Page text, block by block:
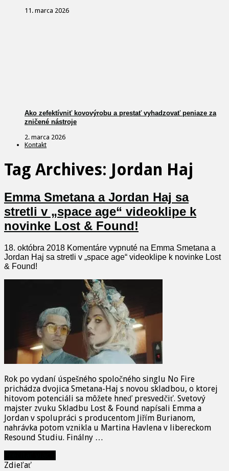
11. marca 2026
Ako zefektívniť kovovýrobu a prestať vyhadzovať peniaze za
zničené nástroje
2. marca 2026
Kontakt
Tag Archives: Jordan Haj
Emma Smetana a Jordan Haj sa
stretli v „space age“ videoklipe k
novinke Lost & Found!
18. októbra 2018 Komentáre vypnuté na Emma Smetana a
Jordan Haj sa stretli v „space age“ videoklipe k novinke Lost
& Found!
Rok po vydaní úspešného spoločného singlu No Fire
prichádza dvojica Smetana-Haj s novou skladbou, o ktorej
hitovom potenciáli sa môžete hneď presvedčiť. Svetový
majster zvuku Skladbu Lost & Found napísali Emma a
Jordan v spolupráci s producentom Jiřím Burianom,
nahrávka potom vznikla u Martina Havlena v libereckom
Resound Studiu. Finálny …
Zdieľať